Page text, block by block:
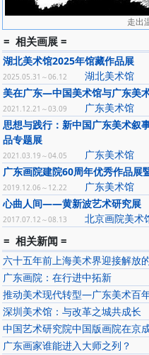
走出
= 相关画展 =
湖北美术馆2025年馆藏作品展
2025.05.31～06.12
湖北美术馆
美在广东—中国美术馆与广东美
2021.12.21～03.09
广东美术馆
思想与践行：新中国广东美术
品专题展
2021.03.19～04.05
广东美术馆
广东画院建院60周年优秀作品展
2019.12.06～12.22
广东美术馆
心曲人间——黄新波艺术研究展
2017.07.12～08.13 北京画院美术
= 相关新闻 =
六十五年前上海美术界迎接解放
广东画院：在行进中拓新
推动美术现代转型—广东美术百
深圳美术馆：与改革之城共成长
中国艺术研究院中国版画院在京
广东画家谁能进入大师之列？